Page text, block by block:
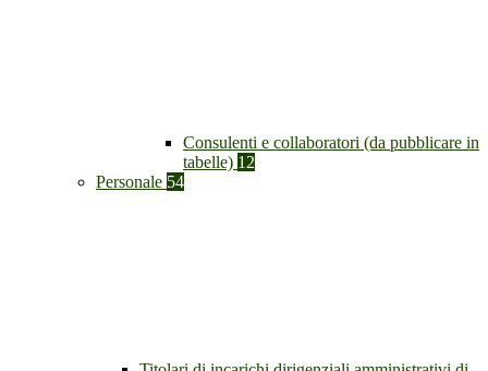
Consulenti e collaboratori (da pubblicare in
tabelle) 12
Personale 54